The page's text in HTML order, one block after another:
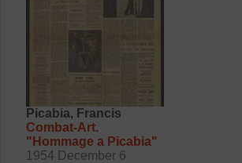
Picabia, Francis
Combat-Art.
"Hommage a Picabia"
1954 December 6